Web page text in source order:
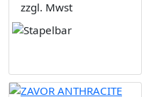
zzgl. Mwst